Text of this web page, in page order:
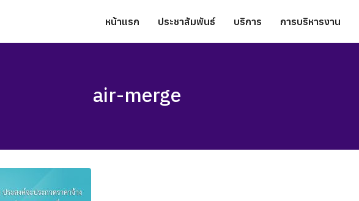
หน้าแรก ประชาสัมพันธ์ บริการ การบริหารงาน
air-merge